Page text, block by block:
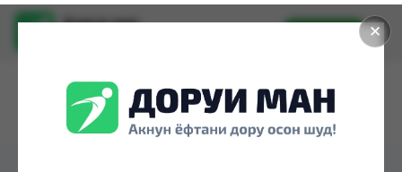
✕
Доруи ман
Установить